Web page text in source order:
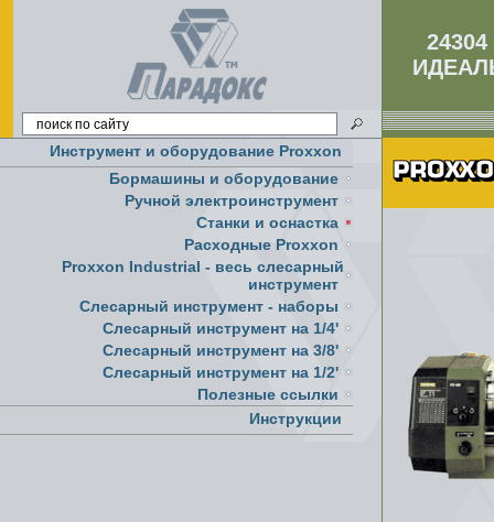
Инструмент и оборудование Proxxon
Бормашины и оборудование
Ручной электроинструмент
Cтанки и оснастка
Расходные Proxxon
Proxxon Industrial - весь слесарный
инструмент
Слесарный инструмент - наборы
Слесарный инструмент на 1/4'
Слесарный инструмент на 3/8'
Слесарный инструмент на 1/2'
Полезные ссылки
Инструкции